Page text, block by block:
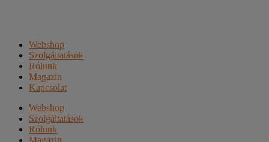
Webshop
Szolgáltatások
Rólunk
Magazin
Kapcsolat
Webshop
Szolgáltatások
Rólunk
Magazin